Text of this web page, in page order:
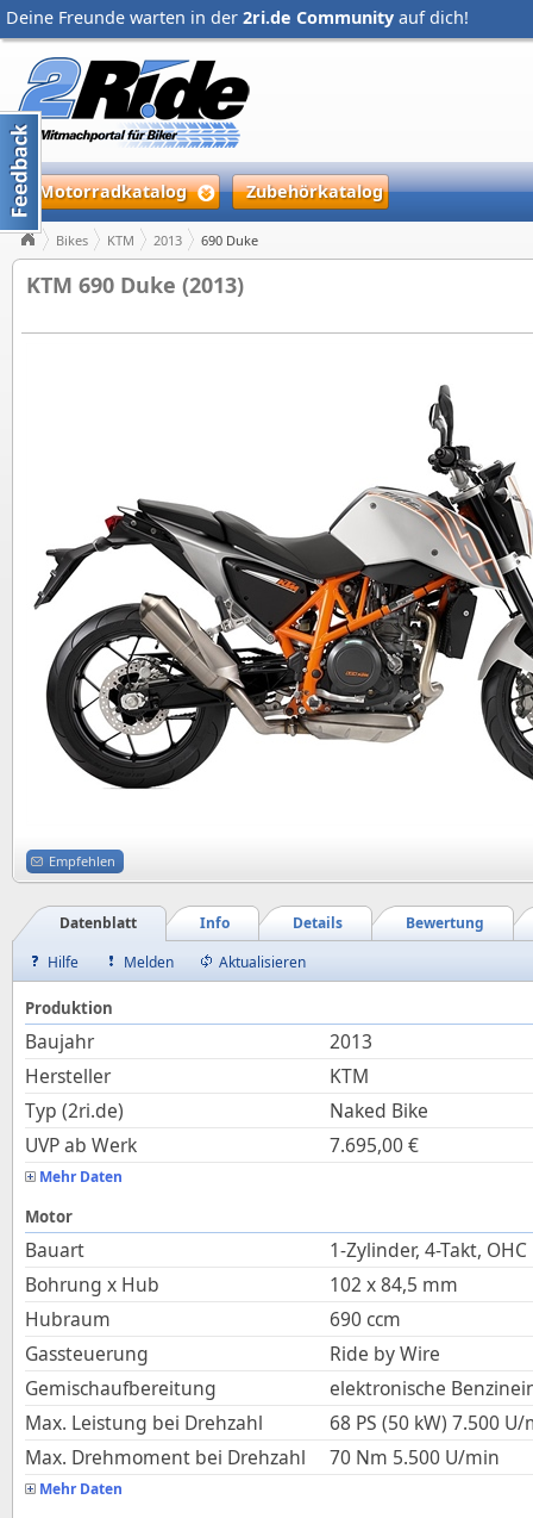
Deine Freunde warten in der 2ri.de Community auf dich!
Motorradkatalog Zubehörkatalog
Bikes KTM 2013 690 Duke
KTM 690 Duke (2013)
Empfehlen
Bewertung
Details
Info
Datenblatt
Hilfe
Melden Aktualisieren
Produktion
Baujahr
2013
Hersteller
KTM
Typ (2ri.de)
Naked Bike
UVP ab Werk
7.695,00€
Mehr Daten
Motor
Bauart
1-Zylinder, 4-Takt, OHC
Bohrung x Hub
102 x84,5 mm
Hubraum
690 ccm
Gassteuerung
Ride by Wire
Gemischaufbereitung
elektronische
Max. Leistung bei Drehzahl
68 PS (50 kW) 7.500 U/
Max. Drehmoment bei Drehzahl
70 Nm 5.500 U/min
Mehr Daten